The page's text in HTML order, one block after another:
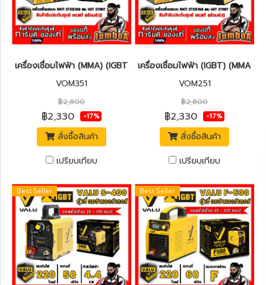
เครื่องเชื่อมไฟฟ้า (MMA) (IGBT) VALU VOM351
VOM351
฿2,800
฿2,330 -17%
สั่งซื้อสินค้า
เปรียบเทียบ
เครื่องเชื่อมไฟฟ้า (IGBT) (MMA)
VOM251
฿2,800
฿2,330 -17%
สั่งซื้อสินค้า
เปรียบเทียบ
Best Seller Best Seller